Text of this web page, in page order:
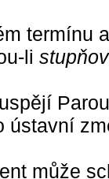
termínu
li
ústavní
může